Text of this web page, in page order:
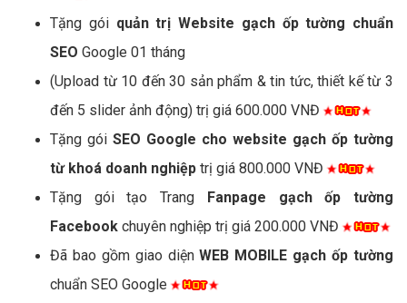
Tặng gói quản trị Website gạch ốp tường chuẩn
SEO Google 01 tháng
(Upload từ 10 đến 30 sản phẩm & tin tức, thiết kế từ 3
đến 5 slider ảnh động) trị giá 600.000 VNĐ
Tặng gói SEO Google cho website gạch ốp tường
từ khoá doanh nghiệp trị giá 800.000 VNĐ
Tặng gói tạo Trang Fanpage gạch ốp tường
Facebook chuyên nghiệp trị giá 200.000 VNĐ
Đã bao gồm giao diệnWEB MOBILE gạch ốp tường
chuẩn SEO Google